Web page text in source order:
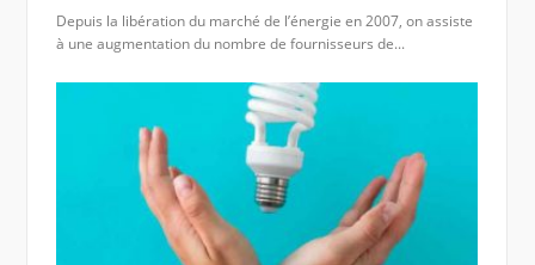
Depuis la libération du marché de l’énergie en 2007, on assiste
à une augmentation du nombre de fournisseurs de...